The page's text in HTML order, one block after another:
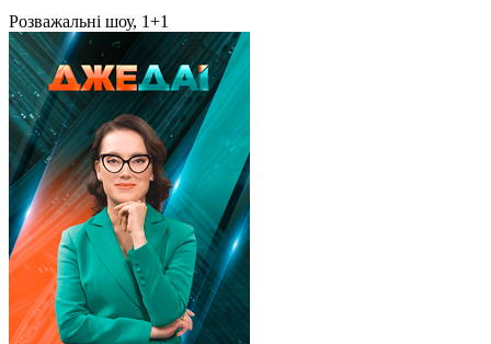
Розважальні шоу, 1+1